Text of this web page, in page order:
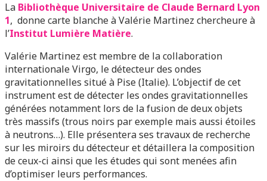
La Bibliothèque Universitaire de Claude Bernard Lyon
1, donne carte blanche à Valérie Martinez chercheure à
l’Institut Lumière Matière.
Valérie Martinez est membre de la collaboration
internationale Virgo, le détecteur des ondes
gravitationnelles situé à Pise (Italie). L’objectif de cet
instrument est de détecter les ondes gravitationnelles
générées notamment lors de la fusion de deux objets
très massifs (trous noirs par exemple mais aussi étoiles
à neutrons…). Elle présentera ses travaux de recherche
sur les miroirs du détecteur et détaillera la composition
de ceux-ci ainsi que les études qui sont menées afin
d’optimiser leurs performances.